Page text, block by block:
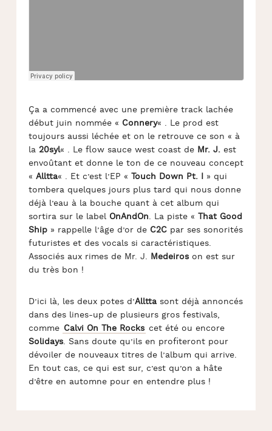
Ça a commencé avec une première track lachée
début juin nommée « Connery« . Le prod est
toujours aussi léchée et on le retrouve ce son « à
la 20syl« . Le flow sauce west coast de Mr. J.est
envoûtant et donne le ton de ce nouveau concept
« Alltta« . Et c’est l’EP « Touch Down Pt. I» qui
tombera quelques jours plus tard qui nous donne
déjà l’eau à la bouche quant à cet album qui
sortira sur le label OnAndOn. La piste « That Good
Ship» rappelle l’âge d’or de C2Cpar ses sonorités
futuristes et des vocals si caractéristiques.
Associés aux rimes de Mr. J. Medeiros on est sur
du très bon !
D’ici là, les deux potes d’Allttasont déjà annoncés
dans des lines-up de plusieurs gros festivals,
comme Calvi On The Rocks cet été ou encore
Solidays. Sans doute qu’ils en profiteront pour
dévoiler de nouveaux titres de l’album qui arrive.
En tout cas, ce qui est sur, c’est qu’on a hâte
d’être en automne pour en entendre plus !